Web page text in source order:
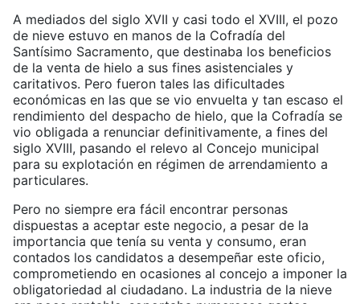
A mediados del siglo XVII y casi todo el XVIII, el pozo
de nieve estuvo en manos de la Cofradía del
Santísimo Sacramento, que destinaba los beneficios
de la venta de hielo a sus fines asistenciales y
caritativos. Pero fueron tales las dificultades
económicas en las que se vio envuelta y tan escaso el
rendimiento del despacho de hielo, que la Cofradía se
vio obligada a renunciar definitivamente, a fines del
siglo XVIII, pasando el relevo al Concejo municipal
para su explotación en régimen de arrendamiento a
particulares.
Pero no siempre era fácil encontrar personas
dispuestas a aceptar este negocio, a pesar de la
importancia que tenía su venta y consumo, eran
contados los candidatos a desempeñar este oficio,
comprometiendo en ocasiones al concejo a imponer la
obligatoriedad al ciudadano. La industria de la nieve